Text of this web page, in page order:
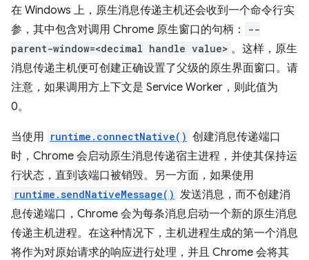
在 Windows 上，原生消息传递主机还会收到一个命令行实
参，其中包含对调用 Chrome 原生窗口的句柄：
--
parent-window=<decimal handle value> 。这样，原生
消息传递主机便可创建正确设置了父级的原生界面窗口。请
注意，如果调用方上下文是 Service Worker，则此值为
0。
当使用 runtime.connectNative() 创建消息传递端口
时，Chrome 会启动原生消息传递宿主进程，并使其保持运
行状态，直到该端口被销毁。另一方面，如果使用
runtime.sendNativeMessage() 发送消息，而不创建消
息传递端口，Chrome 会为每条消息启动一个新的原生消息
传递主机进程。在这种情况下，主机进程生成的第一个消息
将作为对原始请求的响应进行处理，并且 Chrome 会将其